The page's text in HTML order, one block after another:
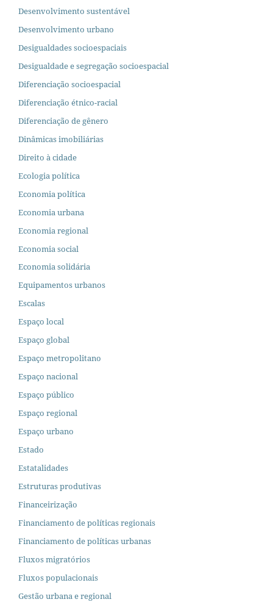
Desenvolvimento sustentável
Desenvolvimento urbano
Desigualdades socioespaciais
Desigualdade e segregação socioespacial
Diferenciação socioespacial
Diferenciação étnico-racial
Diferenciação de gênero
Dinâmicas imobiliárias
Direito à cidade
Ecologia política
Economia política
Economia urbana
Economia regional
Economia social
Economia solidária
Equipamentos urbanos
Escalas
Espaço local
Espaço global
Espaço metropolitano
Espaço nacional
Espaço público
Espaço regional
Espaço urbano
Estado
Estatalidades
Estruturas produtivas
Financeirização
Financiamento de políticas regionais
Financiamento de políticas urbanas
Fluxos migratórios
Fluxos populacionais
Gestão urbana e regional